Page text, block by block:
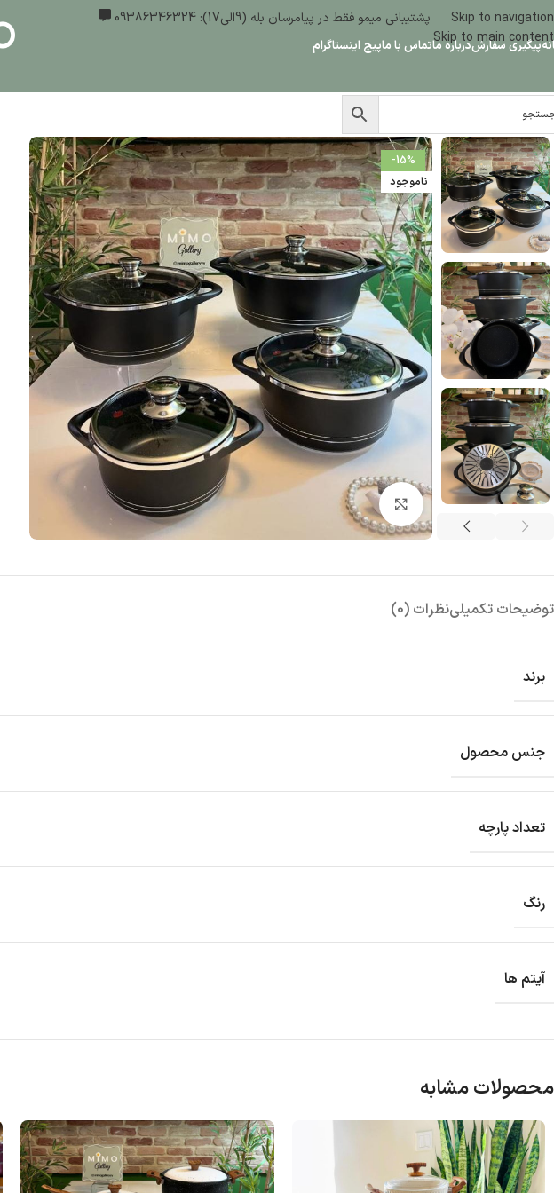
Skip to navigation
Skip to main content
پشتیبانی میمو فقط در پیامرسان بله (9الی17): 09386346324
پیگیری سفارشدرباره ماتماس با ماپیج اینستاگرام
-15%
ناموجود
بزرگنمایی تصویر
توضیحات تکمیلینظرات (0)
برند
جنس محصول
تعداد پارچه
رنگ
آیتم ها
محصولات مشابه